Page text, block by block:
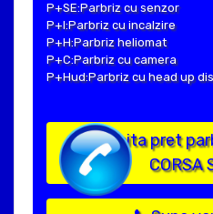
P+SE:Parbriz cu senzor
P+I:Parbriz cu incalzire
P+H:Parbriz heliomat
P+C:Parbriz cu camera
P+Hud:Parbriz cu head up
Solicita pret
CORSA